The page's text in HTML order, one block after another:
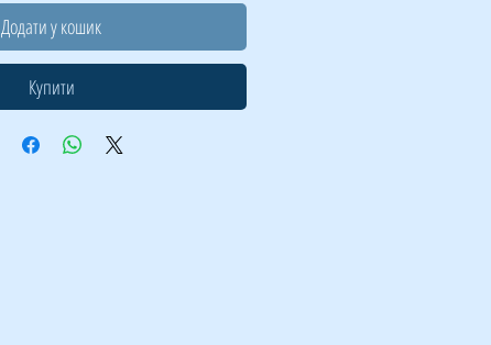
Додати у кошик
Купити